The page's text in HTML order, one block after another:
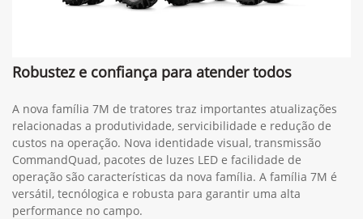
Robustez e confiança para atender todos
A nova família 7M de tratores traz importantes atualizações
relacionadas a produtividade, servicibilidade e redução de
custos na operação. Nova identidade visual, transmissão
CommandQuad, pacotes de luzes LED e facilidade de
operação são características da nova família. A família 7M é
versátil, tecnólogica e robusta para garantir uma alta
performance no campo.